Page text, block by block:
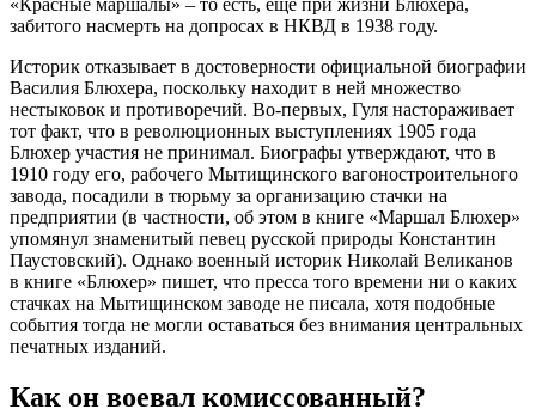
«Красные маршалы» – то есть, еще при жизни Блюхера,
забитого насмерть на допросах в НКВД в 1938 году.
Историк отказывает в достоверности официальной биографии
Василия Блюхера, поскольку находит в ней множество
нестыковок и противоречий. Во-первых, Гуля настораживает
тот факт, что в революционных выступлениях 1905 года
Блюхер участия не принимал. Биографы утверждают, что в
1910 году его, рабочего Мытищинского вагоностроительного
завода, посадили в тюрьму за организацию стачки на
предприятии (в частности, об этом в книге «Маршал Блюхер»
упомянул знаменитый певец русской природы Константин
Паустовский). Однако военный историк Николай Великанов
в книге «Блюхер» пишет, что пресса того времени ни о каких
стачках на Мытищинском заводе не писала, хотя подобные
события тогда не могли оставаться без внимания центральных
печатных изданий.
Как он воевал комиссованный?